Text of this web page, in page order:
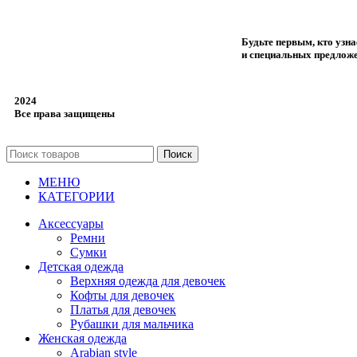
2024
Все права защищены
Будьте первым, кто
и специальных
Поиск
МЕНЮ
КАТЕГОРИИ
Аксессуары
Ремни
Сумки
Детская одежда
Верхняя одежда для девочек
Кофты для девочек
Платья для девочек
Рубашки для мальчика
Женская одежда
Arabian style